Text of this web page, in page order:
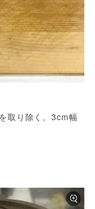
取り除く。3cm幅